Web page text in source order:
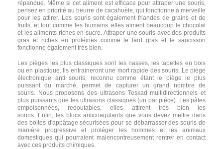
répandue. Même si cet aliment est efficace pour attraper une souris,
pensez en priorité au beurre de cacahuète, qui fonctionne à merveille
pour les attirer. Les souris sont également friandes de grains et de
fruits, et tout comme les humains, elles aiment beaucoup le chocolat
et les aliments riches en sucre. Attraper une souris avec des produits
gras et riches en protéines comme le lard gras et le saucisson
fonctionne également très bien.
Les pièges les plus classiques sont les nasses, les tapettes en bois
ou en plastique. Ils entraineront une mort rapide des souris. Le piège
électronique anti souris, reconnu comme étant le piège le plus
puissant du marché, permet de capturer un grand nombre de
souris. Nous proposons des ultrasons Teskad multidirectionnels et
plus puissants que les ultrasons classiques (un par pièce). Les pâtes
empoisonnées, redoutables, elles attirent très bien les
souris. Enfin, les blocs anticoagulants que vous devez mettre dans
des boites d'appâtage sécurisées pour se débarrasser des souris de
manière progressive et protéger les hommes et les animaux
domestiques qui pourraient malencontreusement rentrer en contact
avec ces produits chimiques.